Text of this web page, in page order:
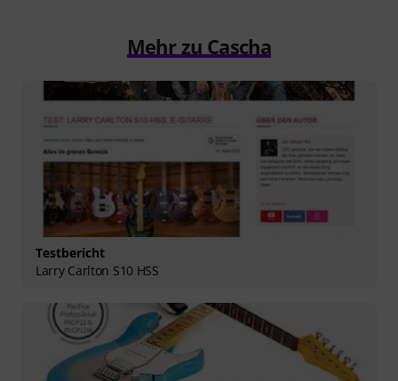
Mehr zu Cascha
Testbericht
Larry Carlton S10 HSS